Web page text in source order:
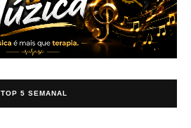
TOP 5 SEMANAL